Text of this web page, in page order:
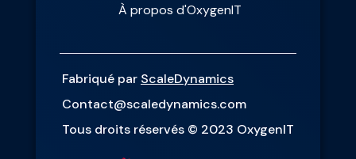
À propos d'OxygenIT
Fabriqué par ScaleDynamics
Contact@scaledynamics.com
Tous droits réservés © 2023 OxygenIT